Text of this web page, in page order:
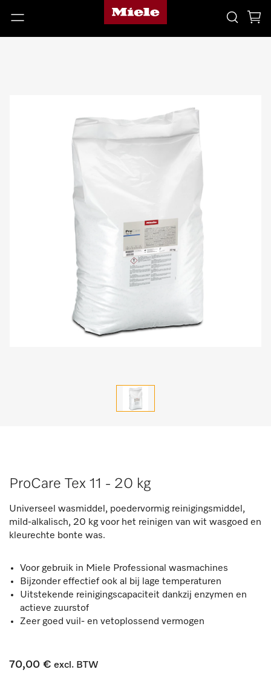
ProCare Tex 11 - 20 kg
Universeel wasmiddel, poedervormig reinigingsmiddel,
mild-alkalisch, 20 kg voor het reinigen van wit wasgoed en
kleurechte bonte was.
Voor gebruik in Miele Professional wasmachines
Bijzonder effectief ook al bij lage temperaturen
Uitstekende reinigingscapaciteit dankzij enzymen en
actieve zuurstof
Zeer goed vuil- en vetoplossend vermogen
70,00 € excl. BTW